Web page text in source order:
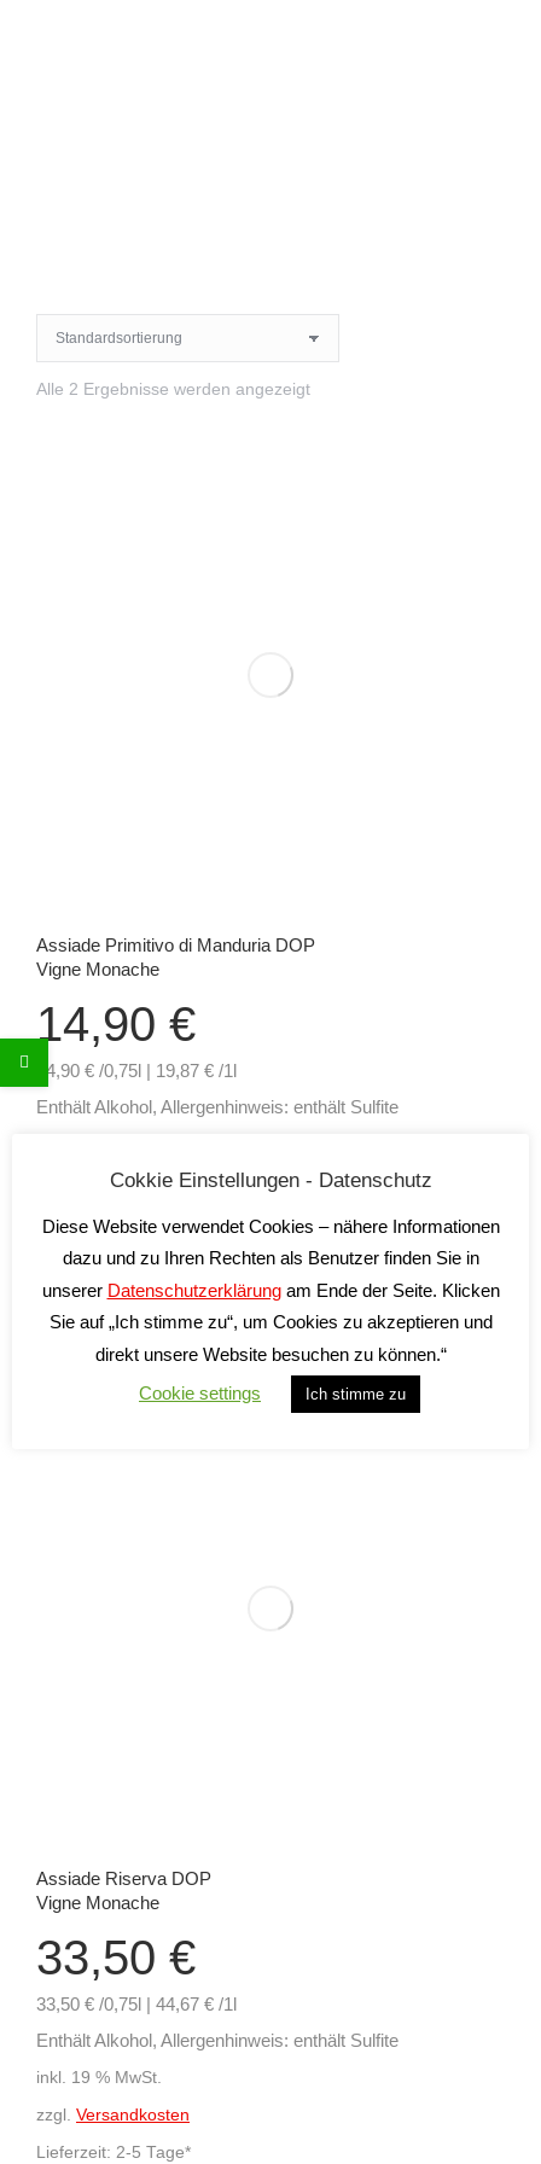
Alle 2 Ergebnisse werden angezeigt
Assiade Primitivo di Manduria DOP
Vigne Monache
14,90 €
14,90 € /0,75l | 19,87 € /1l
Enthält Alkohol, Allergenhinweis: enthält Sulfite
Versandkosten
Lieferzeit:2-5 Tage*
In den Warenkorb
Assiade Riserva DOP
Vigne Monache
33,50 €
33,50 € /0,75l | 44,67 € /1l
Enthält Alkohol, Allergenhinweis: enthält Sulfite
inkl. 19 % MwSt.
zzgl. Versandkosten
Lieferzeit: 2-5 Tage*
Cokkie Einstellungen - Datenschutz
Diese Website verwendet Cookies – nähere Informationen
dazu und zu Ihren Rechten als Benutzer finden Sie in
unserer Datenschutzerklärungam Ende der Seite. Klicken
Sie auf „Ich stimme zu“, um Cookies zu akzeptieren und
direkt unsere Website besuchen zu können.“
Cookie settings
Ich stimme zu